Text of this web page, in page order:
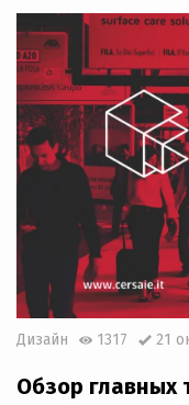
Дизайн 1317 21
Обзор главных